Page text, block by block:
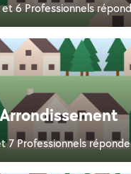
et 6 Professionnels
7 Professionnels